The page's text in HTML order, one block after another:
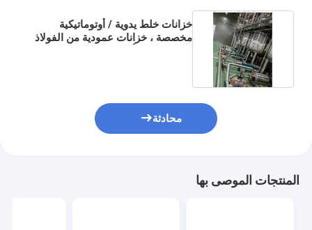
خزانات خلط يدوية / أوتوماتيكية
مخصصة ، خزانات عمودية من الفولاذ
محادثة
المنتجات الموصى بها